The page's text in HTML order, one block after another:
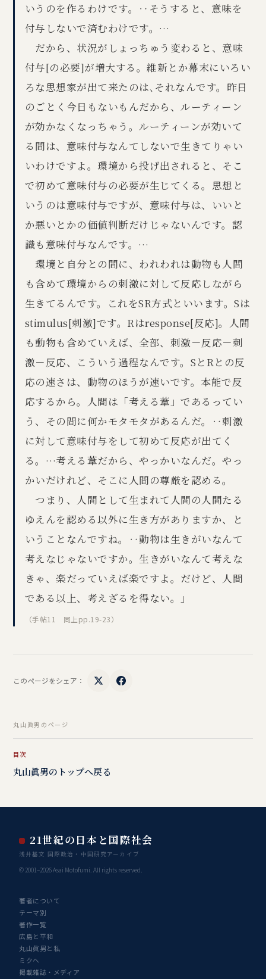
いうのを作るわけです。‥そうすると、意味を
付与しないで済むわけです。…
だから、状況がしょっちゅう変わると、意味
付与[の必要]が増大する。維新とか幕末にいろい
ろな思想家が出て来たのは､それなんです。昨日
のごとく今日もないもんだから、ルーティーン
が効かなくなっちゃう。ルーティーンが効いて
る間は、意味付与なんてしないで生きてりゃい
いわけですよ。環境から投げ出されると、そこ
で初めて意味付与の必要が生じてくる。思想と
いうのは意味付与ですが、意味付与は、いいと
か悪いとかの価値判断だけじゃないんです。認
識も意味付与なんです。…
環境と自分との間に、われわれは動物も人間
も含めて環境からの刺激に対して反応しながら
生きてるんです。これをSR方式といいます。Sは
stimulus[刺激]です。Rはresponse[反応]。人間
も動物も含めていえば、全部、刺激－反応－刺
激－反応、こういう過程なんです。SとRとの反
応の速さは、動物のほうが速いです。本能で反
応するから。人間は「考える葦」であるってい
う、その間に何かモタモタがあるんだ。‥刺激
に対して意味付与をして初めて反応が出てく
る。…考える葦だから、やっかいなんだ。やっ
かいだけれど、そこに人間の尊厳を認める。
つまり、人間として生まれて人間の人間たる
ゆえんを認める以外に生き方がありますか、と
いうことなんですね。‥動物は生きがいなんて
考えなじゃないですか。生きがいなんて考えな
きゃ、楽だっていえば楽ですよ。だけど、人間
である以上、考えざるを得ない。」
（手帖11 同上pp.19-23）
このページをシェア：
丸山眞男のページ
目次
丸山眞男のトップへ戻る
21世紀の日本と国際社会
浅井基文 国際政治・中国研究アーカイブ
© 2001–2026 Asai Motofumi. All rights reserved.
著者について
テーマ別
著作一覧
広島と平和
丸山眞男と私
ミクへ
掲載雑誌・メディア